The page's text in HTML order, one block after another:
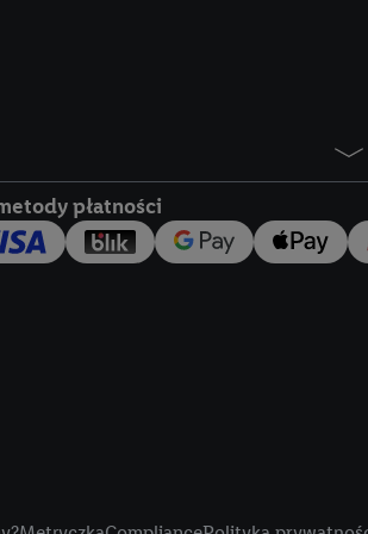
płatności
Lidl Plus, możemy
wymienionych
następnie
użytkownika w
my i jeden z innych
Użytkownik upoważnia
usługach Lidl. Utiq
tak, Utiq udostępni
numeru
wykorzystany do
szczególności
obsługiwanych przez
korzystanie z
lub